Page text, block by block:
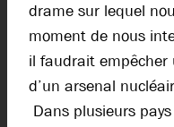
drame sur lequel
moment de nous
il faudrait empêcher
d’un arsenal
Dans plusieurs